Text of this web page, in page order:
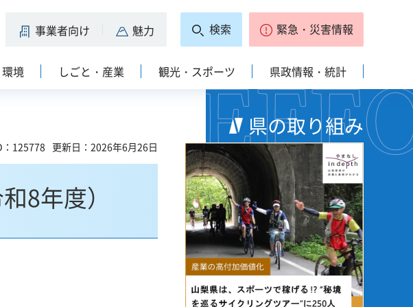
事業者向け 魅力 検索 緊急・災害情報
境 しごと・産業 観光・スポーツ 県政情報・統計
：125778 更新日：2026年6月26日
8年度）
県の取り組み